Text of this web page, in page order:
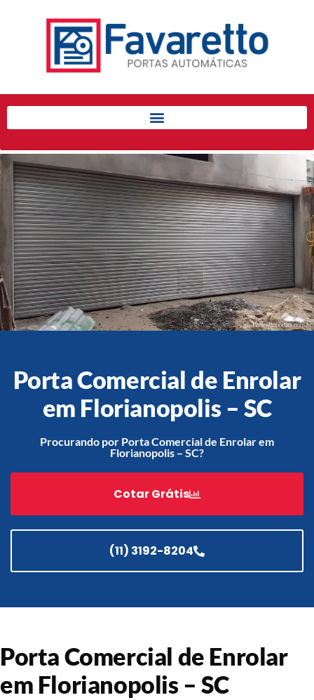
Início
Produtos
Porta de Enrolar Automática
Automatizadores
Acessórios Para Portas de
Enrolar
Pintura eletrostática
Portfólio
Contato
Acessórios
Automatização
Portão de Garagem de
Enrolar em Teresópolis – RJ
Aldeia – RJ
Portão de Garagem de
Enrolar em São João de
Enrolar em Rio das Ostras –
RJ
Portão de Garagem de
Porta Comercial de Enrolar
em Florianopolis – SC
Procurando por Porta Comercial de Enrolar em
Florianopolis – SC?
Cotar Grátis
(11) 3192-8204
Porta Comercial de Enrolar
em Florianopolis – SC